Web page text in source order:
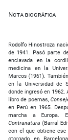
Nota biográfica
Rodolfo Hinostroza
de 1941. Pasó parte
enclavada en la
medicina en la
Marcos (1961).
en la Universidad de
donde ingresó en
libro de poemas,
en Perú en 1965.
marcha a Europa.
Contranatura (Barral
con el que obtiene